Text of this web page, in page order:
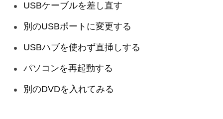
USBケーブルを差し直す
別のUSBポートに変更する
USBハブを使わず直挿しする
パソコンを再起動する
別のDVDを入れてみる